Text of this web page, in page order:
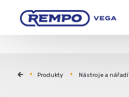
Produkty Nástroje a nářadí